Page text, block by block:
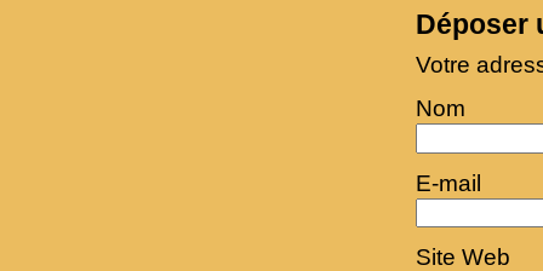
Déposer
Votre
Nom
E-mail
Site Web